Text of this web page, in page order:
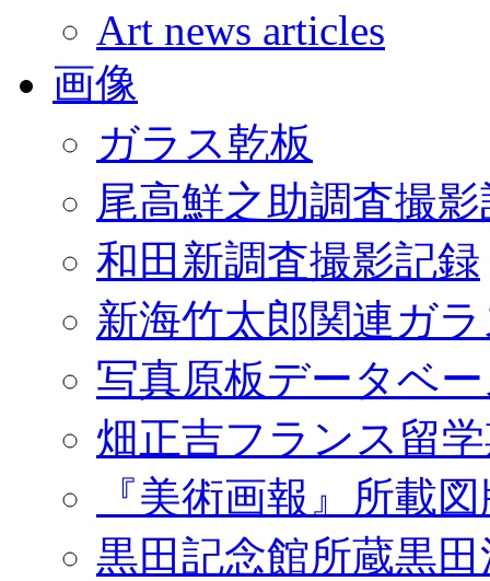
Art news articles
画像
ガラス乾板
尾高鮮之助調査撮
和田新調査撮影記録
新海竹太郎関連ガ
写真原板データベ
畑正吉フランス留
『美術画報』所載
黒田記念館所蔵黒